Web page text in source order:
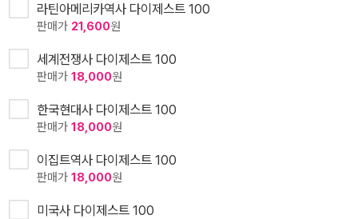
라틴아메리카역사 다이제스트 100
판매가 21,600원
세계전쟁사 다이제스트 100
판매가 18,000원
한국현대사 다이제스트 100
판매가 18,000원
이집트역사 다이제스트 100
판매가 18,000원
미국사 다이제스트 100